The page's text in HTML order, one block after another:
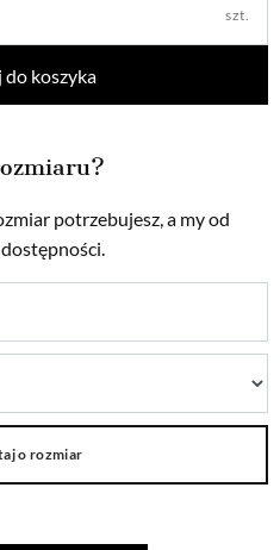
szt.
do koszyka
potrzebujesz, a my od
o rozmiar